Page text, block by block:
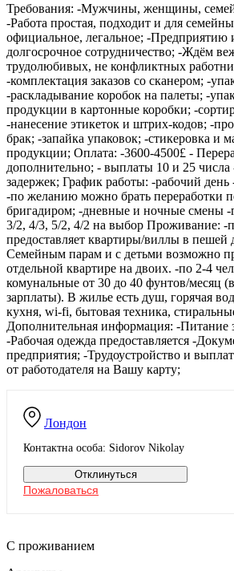
Лондон
Контактна особа: Sidorov Nikolay
Отклинуться
Пожаловаться
Требования: -Мужчины, женщины,
-Работа простая, подходит и для
официальное, легальное; -Предприятию
долгосрочное сотрудничество; -Ждём
трудолюбивых, не конфликтных
-комплектация заказов со сканером; -
-раскладывание коробок на палеты; -
продукции в картонные коробки; -
-нанесение этикеток и штрих-кодов; -
брак; -запайка упаковок; -стикеровка и
продукции; Оплата: -3600-4500£ -
дополнительно; - выплаты 10 и 25 числа
задержек; График работы: -рабочий
-по желанию можно брать переработки
бригадиром; -дневные и ночные смены -
3/2, 4/3, 5/2, 4/2 на выбор Проживание: -
предоставляет квартиры/виллы в пешей
Семейным парам и с детьми возможно
отдельной квартире на двоих. -по 2-4
комунальные от 30 до 40 фунтов/месяц
зарплаты). В жилье есть душ, горячая
кухня, wi-fi, бытовая техника,
Дополнительная информация: -Питание
-Рабочая одежда предоставляется -
предприятия; -Трудоустройство и
от работодателя на Вашу карту;
С проживанием